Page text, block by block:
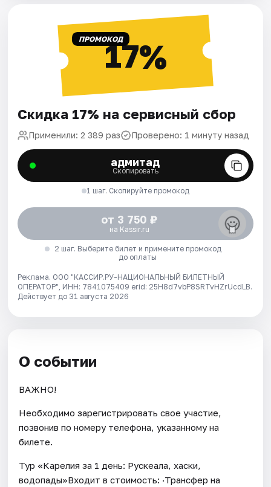
ПРОМОКОД17%
Скидка 17% на сервисный сбор
Применили: 2 389 раз Проверено: 1 минуту назад
адмитад
Скопировать
1 шаг. Скопируйте промокод
от 3 750 ₽
на Kassir.ru
2 шаг. Выберите билет и примените промокод
до оплаты
Реклама. ООО "КАССИР.РУ-НАЦИОНАЛЬНЫЙ БИЛЕТНЫЙ
ОПЕРАТОР", ИНН: 7841075409 erid: 25H8d7vbP8SRTvHZrUcdLB.
Действует до 31 августа 2026
О событии
ВАЖНО!
Необходимо зарегистрировать свое участие,
позвонив по номеру телефона, указанному на
билете.
Тур «Карелия за 1 день: Рускеала, хаски,
водопады»Входит в стоимость: ·Трансфер на